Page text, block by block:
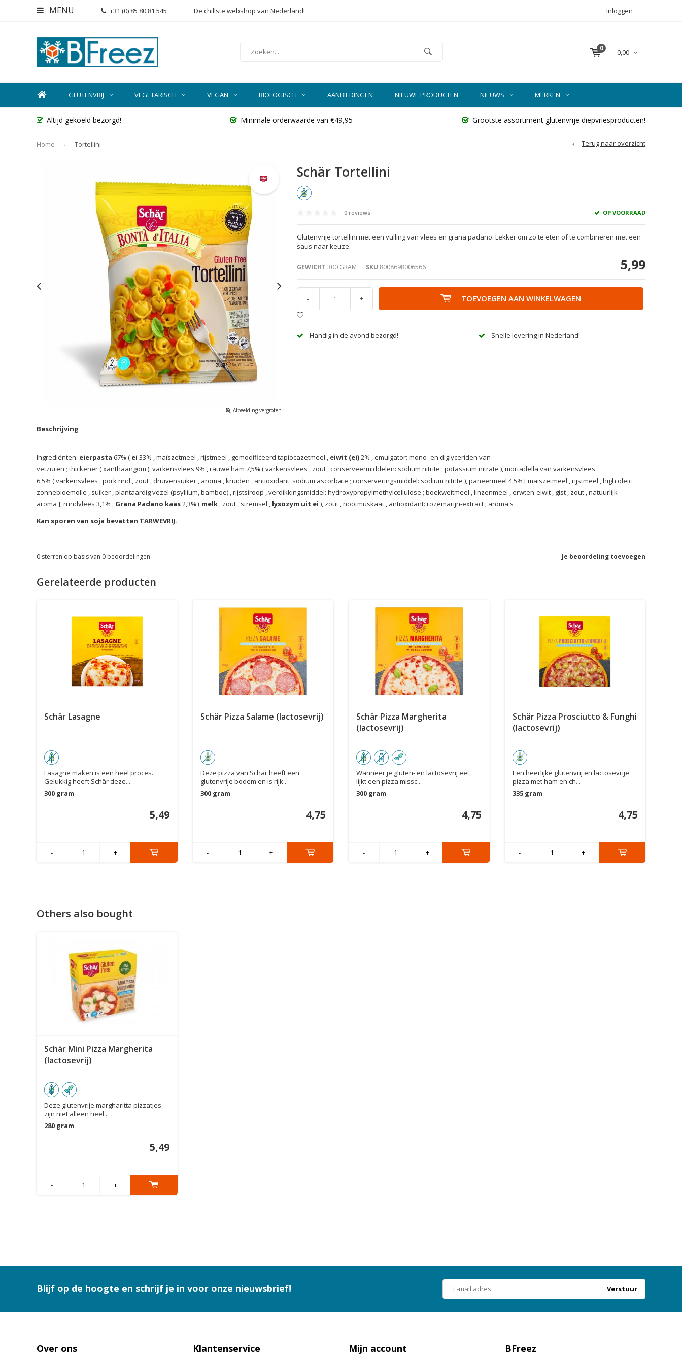
MENU +31 (0) 85 80 81 545 De chillste webshop van Nederland! Inloggen
0 0,00
GLUTENVRIJ VEGETARISCH VEGAN BIOLOGISCH AANBIEDINGEN NIEUWE PRODUCTEN NIEUWS MERKEN
Altijd gekoeld bezorgd! Minimale orderwaarde van €49,95 Grootste assortiment glutenvrije diepvriesproducten!
Home Tortellini Terug naar overzicht
Afbeelding vergroten
Schär Tortellini
0 reviews OP VOORRAAD
Glutenvrije tortellini met een vulling van vlees en grana padano. Lekker om zo te eten of te combineren met een
saus naar keuze.
GEWICHT 300 GRAM SKU 8008698006566 5,99
- + TOEVOEGEN AAN WINKELWAGEN
Handig in de avond bezorgd! Snelle levering in Nederland!
Beschrijving
Ingrediënten: eierpasta 67% ( ei 33% maïszetmeel rijstmeel gemodificeerd tapiocazetmeel eiwit (ei)2% emulgator: mono- en diglyceriden van
vetzuren ; thickener(xanthaangom ), varkensvlees 9% rauwe ham 7,5% (varkensvlees zout conserveermiddelen: sodium nitrite potassium nitrate ), mortadella van varkensvlees
6,5% (varkensvlees pork rind zout druivensuiker aroma kruiden antioxidant: sodium ascorbate ; conserveringsmiddel: sodium nitrite ), paneermeel 4,5% [maïszetmeel rijstmeel high oleic
zonnebloemolie
suiker plantaardig vezel (psyllium, bamboe) rijstsiroop verdikkingsmiddel: hydroxypropylmethylcellulose ; boekweitmeel linzenmeel erwten-eiwit gist zout natuurlijk
aroma ], rundvlees 3,1% Grana Padano kaas2,3% ( melk zout stremsel lysozym uit ei ), zout nootmuskaat antioxidant: rozemarijn-extract ; aroma's .
Kan sporen van soja bevatten TARWEVRIJ.
Je beoordeling toevoegen
0 sterren op basis van 0 beoordelingen
Gerelateerde producten
Schär Lasagne
Lasagne maken is een heel proces.
Gelukkig heeft Schär deze...
300 gram
5,49
- +
Schär Pizza Salame (lactosevrij)
Deze pizza van Schär heeft een
glutenvrije bodem en is rijk...
300 gram
4,75
- +
Schär Pizza Margherita
(lactosevrij)
Wanneer je gluten- en lactosevrij eet,
lijkt een pizza missc...
300 gram
4,75
- +
Schär Pizza Prosciutto & Funghi
(lactosevrij)
Een heerlijke glutenvrij en lactosevrije
pizza met ham en ch...
335 gram
4,75
- +
Others also bought
Schär Mini Pizza Margherita
(lactosevrij)
Deze glutenvrije margharitta pizzatjes
zijn niet alleen heel...
280 gram
5,49
- +
Blijf op de hoogte en schrijf je in voor onze nieuwsbrief! Verstuur
Over ons Klantenservice Mijn account BFreez